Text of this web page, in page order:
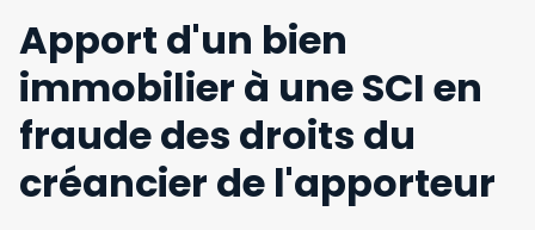
Apport d'un bien
immobilier à une SCI en
fraude des droits du
créancier de l'apporteur